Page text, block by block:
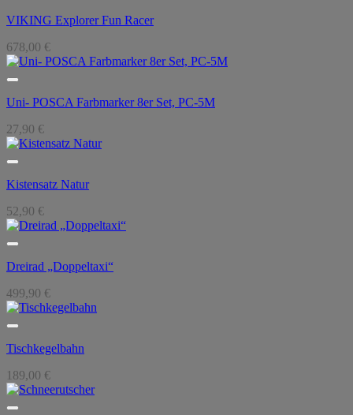
VIKING Explorer Fun Racer
678,00 €
Uni- POSCA Farbmarker 8er Set, PC-5M
27,90 €
Kistensatz Natur
52,90 €
Dreirad „Doppeltaxi“
499,90 €
Tischkegelbahn
189,00 €